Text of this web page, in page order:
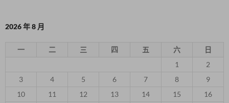
2026 年 8 月
一 二 三 四 五 六
日
1
2
3
4 5 6 7 8
9
10
11 12 13 14 15
16